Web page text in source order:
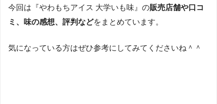
今回は『やわもちアイス 大学いも味』の販売店舗や口コ
ミ、味の感想、評判などをまとめています。
気になっている方はぜひ参考にしてみてくださいね＾＾